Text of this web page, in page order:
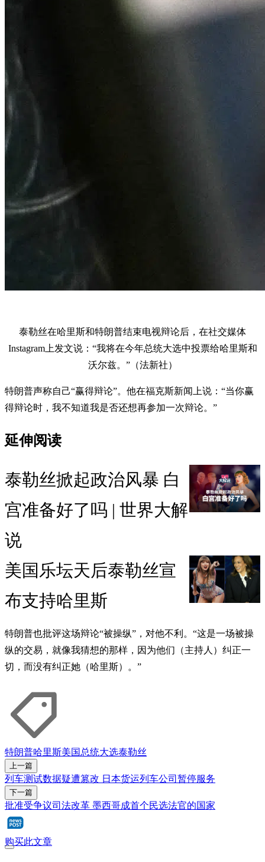
泰勒丝在哈里斯和特朗普结束电视辩论后，在社交媒体
Instagram上发文说：“我将在今年总统大选中投票给哈里斯和
沃尔兹。”（法新社）
特朗普声称自己“赢得辩论”。他在福克斯新闻上说：“当你赢
得辩论时，我不知道我是否还想再参加一次辩论。”
延伸阅读
泰勒丝掀起政治风暴 白
宫准备好了吗 | 世界大解
说
美国乐坛天后泰勒丝宣
布支持哈里斯
特朗普也批评这场辩论“被操纵”，对他不利。“这是一场被操
纵的交易，就像我猜想的那样，因为他们（主持人）纠正一
切，而没有纠正她（哈里斯）。”
特朗普哈里斯美国总统大选泰勒丝
上一篇
列车测试数据疑遭篡改 日本货运列车公司暂停服务
下一篇
批准受争议司法改革 墨西哥成首个民选法官的国家
购买此文章